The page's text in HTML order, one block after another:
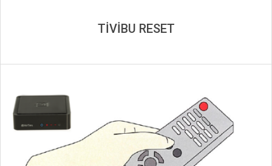
TİVİBU RESET